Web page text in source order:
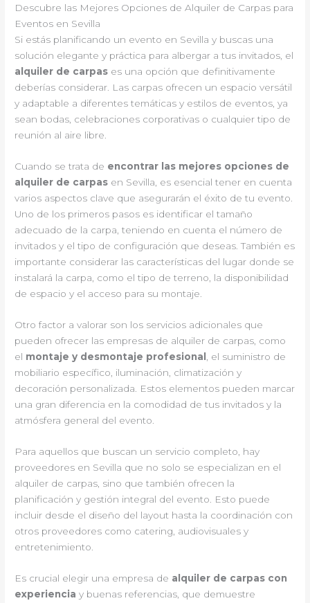
Descubre las Mejores Opciones de Alquiler de Carpas para
Eventos en Sevilla
Si estás planificando un evento en Sevilla y buscas una
solución elegante y práctica para albergar a tus invitados, el
alquiler de carpas es una opción que definitivamente
deberías considerar. Las carpas ofrecen un espacio versátil
y adaptable a diferentes temáticas y estilos de eventos, ya
sean bodas, celebraciones corporativas o cualquier tipo de
reunión al aire libre.
Cuando se trata de encontrar las mejores opciones de
alquiler de carpas en Sevilla, es esencial tener en cuenta
varios aspectos clave que asegurarán el éxito de tu evento.
Uno de los primeros pasos es identificar el tamaño
adecuado de la carpa, teniendo en cuenta el número de
invitados y el tipo de configuración que deseas. También es
importante considerar las características del lugar donde se
instalará la carpa, como el tipo de terreno, la disponibilidad
de espacio y el acceso para su montaje.
Otro factor a valorar son los servicios adicionales que
pueden ofrecer las empresas de alquiler de carpas, como
el montaje y desmontaje profesional
, el suministro de
mobiliario específico, iluminación, climatización y
decoración personalizada. Estos elementos pueden marcar
una gran diferencia en la comodidad de tus invitados y la
atmósfera general del evento.
Para aquellos que buscan un servicio completo, hay
proveedores en Sevilla que no solo se especializan en el
alquiler de carpas, sino que también ofrecen la
planificación y gestión integral del evento. Esto puede
incluir desde el diseño del layout hasta la coordinación con
otros proveedores como catering, audiovisuales y
entretenimiento.
Es crucial elegir una empresa de alquiler de carpas con
experiencia y buenas referencias, que demuestre